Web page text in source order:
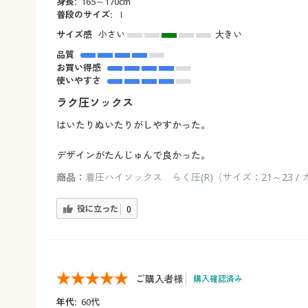
普段のサイズ:
ｌ
サイズ感 小さい
大きい
品質
お買い得感
使いやすさ
ラク圧ソックス
はいたりぬいたりがしやすかった。
デザインがたんじゅんで良かった。
商品： 着圧ハイソックス らく圧(R)（サイズ：21～23 / カ
役に立った 0
ご購入者様 購入確認済み
年代: 60代